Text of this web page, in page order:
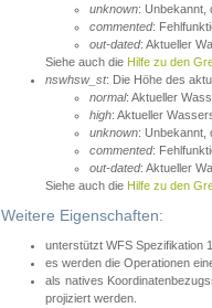
unknown: Unbekannt,
commented:
out-dated: Aktueller
Siehe auch die Hilfe zu den
nswhsw_st: Die Höhe des
normal: Aktueller
high: Aktueller
unknown: Unbekannt,
commented:
out-dated: Aktueller
Siehe auch die Hilfe zu den
Weitere Eigenschaften:
unterstützt WFS Spezifikation
es werden die Operationen
als natives
projiziert werden.